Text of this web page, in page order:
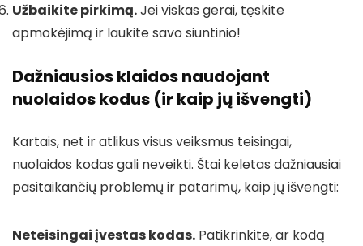
Užbaikite pirkimą.Jei viskas gerai, tęskite
apmokėjimą ir laukite savo siuntinio!
Dažniausios klaidos naudojant
nuolaidos kodus (ir kaip jų išvengti)
Kartais, net ir atlikus visus veiksmus teisingai,
nuolaidos kodas gali neveikti. Štai keletas dažniausiai
pasitaikančių problemų ir patarimų, kaip jų išvengti:
Neteisingai įvestas kodas. Patikrinkite, ar kodą